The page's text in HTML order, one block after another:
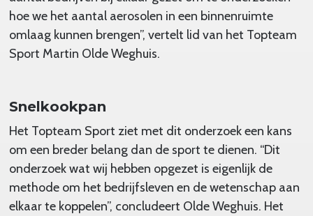
hoe we het aantal aerosolen in een binnenruimte
omlaag kunnen brengen”, vertelt lid van het Topteam
Sport Martin Olde Weghuis.
Snelkookpan
Het Topteam Sport ziet met dit onderzoek een kans
om een breder belang dan de sport te dienen. “Dit
onderzoek wat wij hebben opgezet is eigenlijk de
methode om het bedrijfsleven en de wetenschap aan
elkaar te koppelen”, concludeert Olde Weghuis. Het